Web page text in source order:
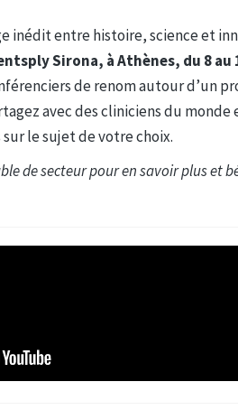
inédit entre histoire, science et
Sirona, à Athènes, du 8 au
de renom autour d’un
avec des cliniciens du
le sujet de votre choix.
de secteur pour en savoir plus et